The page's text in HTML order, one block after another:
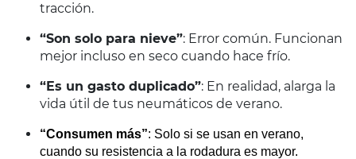
tracción.
“Son solo para nieve”: Error común. Funcionan
mejor incluso en seco cuando hace frío.
“Es un gasto duplicado”: En realidad, alarga la
vida útil de tus neumáticos de verano.
“Consumen más”: Solo si se usan en verano,
cuando su resistencia a la rodadura es mayor.